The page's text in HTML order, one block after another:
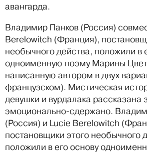
авангарда.
Владимир Панков (Россия)
Berelowitch (Франция),
необычного действа, положили в
одноименную поэму Марины
написанную автором в двух
французском). Мистическая
девушки и вурдалака рассказана
эмоционально-сдержано.
(Россия) и Lucie Berelowitch
постановщики этого необычного
положили в его основу